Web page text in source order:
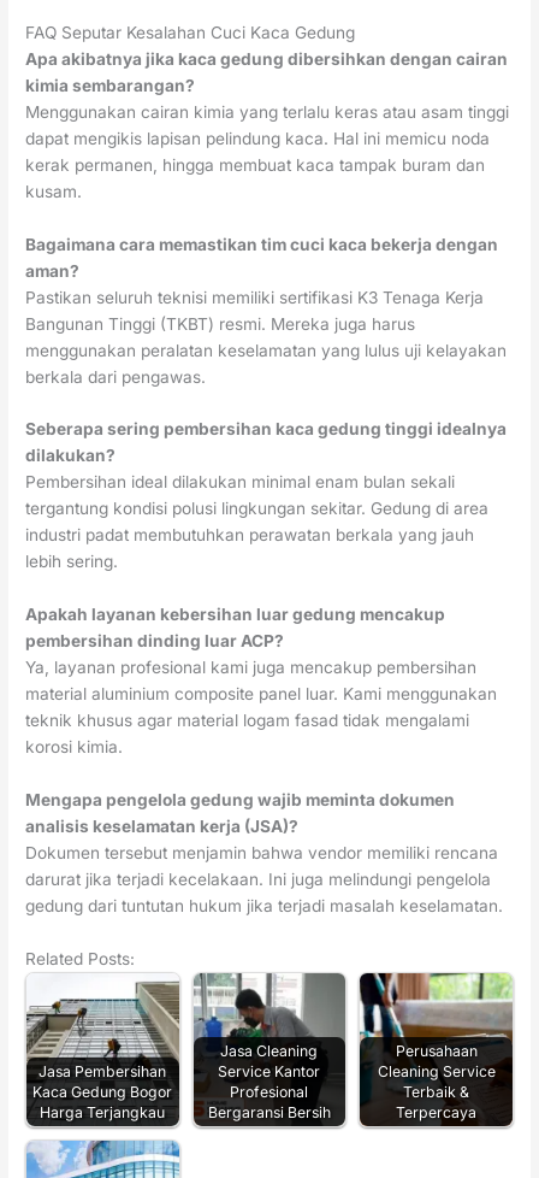
FAQ Seputar Kesalahan Cuci Kaca Gedung
Apa akibatnya jika kaca gedung dibersihkan dengan cairan
kimia sembarangan?
Menggunakan cairan kimia yang terlalu keras atau asam tinggi
dapat mengikis lapisan pelindung kaca. Hal ini memicu noda
kerak permanen, hingga membuat kaca tampak buram dan
kusam.
Bagaimana cara memastikan tim cuci kaca bekerja dengan
aman?
Pastikan seluruh teknisi memiliki sertifikasi K3 Tenaga Kerja
Bangunan Tinggi (TKBT) resmi. Mereka juga harus
menggunakan peralatan keselamatan yang lulus uji kelayakan
berkala dari pengawas.
Seberapa sering pembersihan kaca gedung tinggi idealnya
dilakukan?
Pembersihan ideal dilakukan minimal enam bulan sekali
tergantung kondisi polusi lingkungan sekitar. Gedung di area
industri padat membutuhkan perawatan berkala yang jauh
lebih sering.
Apakah layanan kebersihan luar gedung mencakup
pembersihan dinding luar ACP?
Ya, layanan profesional kami juga mencakup pembersihan
material aluminium composite panel luar. Kami menggunakan
teknik khusus agar material logam fasad tidak mengalami
korosi kimia.
Mengapa pengelola gedung wajib meminta dokumen
analisis keselamatan kerja (JSA)?
Dokumen tersebut menjamin bahwa vendor memiliki rencana
darurat jika terjadi kecelakaan. Ini juga melindungi pengelola
gedung dari tuntutan hukum jika terjadi masalah keselamatan.
Related Posts:
Jasa Pembersihan
Kaca Gedung Bogor
Harga Terjangkau
Jasa Cleaning
Service Kantor
Profesional
Bergaransi Bersih
Perusahaan
Cleaning Service
Terbaik &
Terpercaya